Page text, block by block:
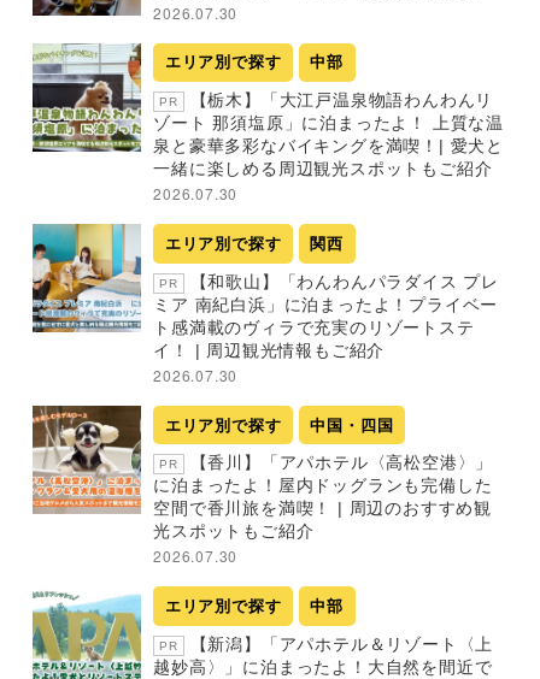
2026.07.30
エリア別で探す 中部
PR
【栃木】「大江戸温泉物語わんわんリ
ゾート 那須塩原」に泊まったよ！ 上質な温
泉と豪華多彩なバイキングを満喫！| 愛犬と
一緒に楽しめる周辺観光スポットもご紹介
2026.07.30
エリア別で探す 関西
PR
【和歌山】「わんわんパラダイス プレ
ミア 南紀白浜」に泊まったよ！プライベー
ト感満載のヴィラで充実のリゾートステ
イ！ | 周辺観光情報もご紹介
2026.07.30
エリア別で探す 中国・四国
PR
【香川】「アパホテル〈高松空港〉」
に泊まったよ！屋内ドッグランも完備した
空間で香川旅を満喫！ | 周辺のおすすめ観
光スポットもご紹介
2026.07.30
エリア別で探す 中部
PR
【新潟】「アパホテル＆リゾート〈上
越妙高〉」に泊まったよ！大自然を間近で